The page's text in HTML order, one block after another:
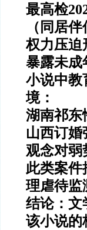
最高检
（同居
权力压迫
暴露未成
小说中教
境：
湖南祁东
山西订婚
观念对弱
此类案件
理虐待监
结论：文
该小说的